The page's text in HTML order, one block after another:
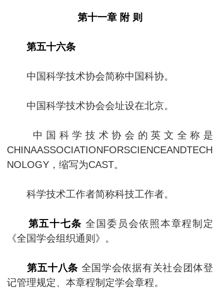
第十一章 附 则
第五十六条
中国科学技术协会简称中国科协。
中国科学技术协会会址设在北京。
中国科学技术协会的英文全称是
CHINAASSOCIATIONFORSCIENCEANDTECH
NOLOGY，缩写为CAST。
科学技术工作者简称科技工作者。
第五十七条全国委员会依照本章程制定
《全国学会组织通则》。
第五十八条 全国学会依据有关社会团体登
记管理规定、本章程制定学会章程。